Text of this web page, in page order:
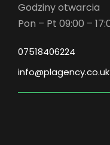
Godziny otwarcia
Pon – Pt 09:00 –
07518406224
info@plagency.co.uk